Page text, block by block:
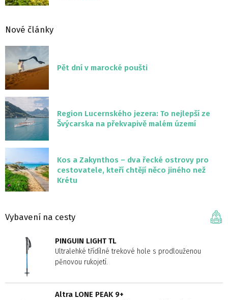
Nové články
Pět dní v marocké poušti
Region Lucernského jezera: To nejlepší ze
Švýcarska na překvapivě malém území
Kos a Zakynthos – dva řecké ostrovy pro
cestovatele, kteří chtějí něco jiného než
Krétu
Vybavení na cesty
PINGUIN LIGHT TL
Ultralehké třídílné trekové hole s prodlouženou
pěnovou rukojetí.
Altra LONE PEAK 9+